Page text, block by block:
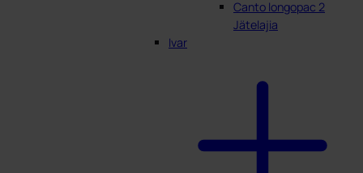
Canto longopac 2
Jätelajia
Ivar